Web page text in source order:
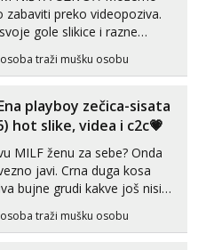
zabaviti preko videopoziva.
gole slikice i razne
🤩 Za online zabavu pošalji
Telegram ili Viber.
možeš me vidjeti na
videopozivu. 😉 S vama sam vec 5 ...
traži mušku osobu
playboy zečica-sisata
hot slike, videa i c2c💗
MILF ženu za sebe? Onda
javi. Crna duga kosa
bujne grudi kakve još nisi
ŠESTICA! A usne? O usnama
pričam. Prave pune usne
traži mušku osobu